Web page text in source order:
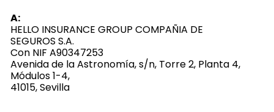
A:
HELLO INSURANCE GROUP COMPAÑIA DE
SEGUROS S.A.
Con NIF A90347253
Avenida de la Astronomía, s/n, Torre 2, Planta 4,
Módulos 1-4,
41015, Sevilla